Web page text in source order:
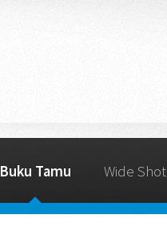
Buku Tamu Wide Shot